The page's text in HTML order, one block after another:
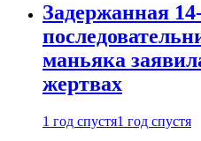
Задержанная
маньяка
жертвах
1 год спустя1 год спустя